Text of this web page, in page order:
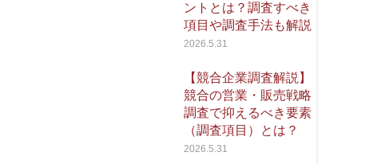
ントとは？調査すべき
項目や調査手法も解説
2026.5.31
【競合企業調査解説】
競合の営業・販売戦略
調査で抑えるべき要素
（調査項目）とは？
2026.5.31